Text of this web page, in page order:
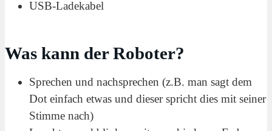
USB-Ladekabel
Was kann der Roboter?
Sprechen und nachsprechen (z.B. man sagt dem
Dot einfach etwas und dieser spricht dies mit seiner
Stimme nach)